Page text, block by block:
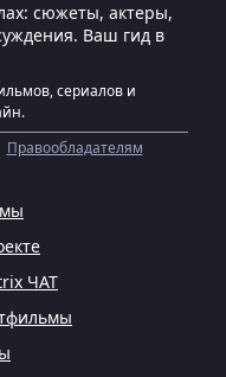
сюжеты, актеры,
Ваш гид в
сериалов и
Правообладателям
ЧАТ